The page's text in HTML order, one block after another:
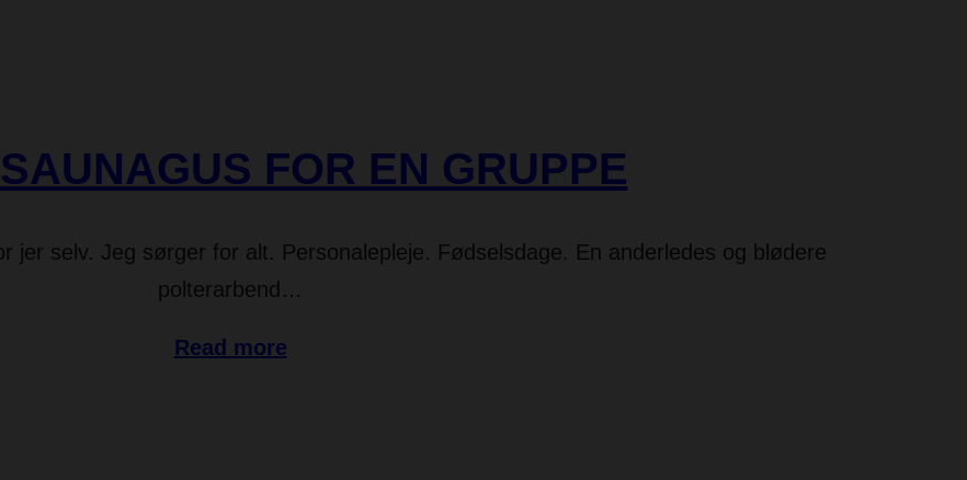
FOR EN GRUPPE
jer selv. Jeg sørger for alt. Personalepleje. Fødselsdage. En anderledes og blødere
polterarbend…
Read more